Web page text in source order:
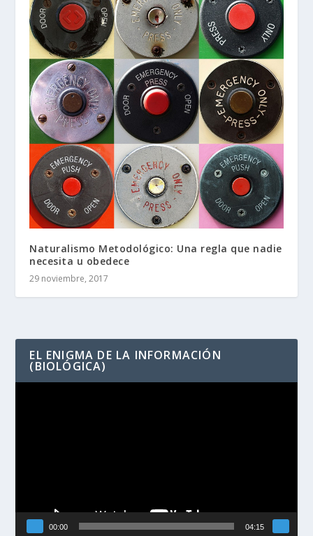
Naturalismo Metodológico: Una regla que nadie
necesita u obedece
29 noviembre, 2017
EL ENIGMA DE LA INFORMACIÓN
(BIOLÓGICA)
00:00 04:15